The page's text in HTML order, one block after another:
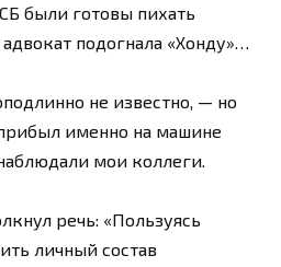
были готовы пихать
подогнала «Хонду»…
не известно, — но
прибыл именно на машине
мои коллеги.
речь: «Пользуясь
личный состав